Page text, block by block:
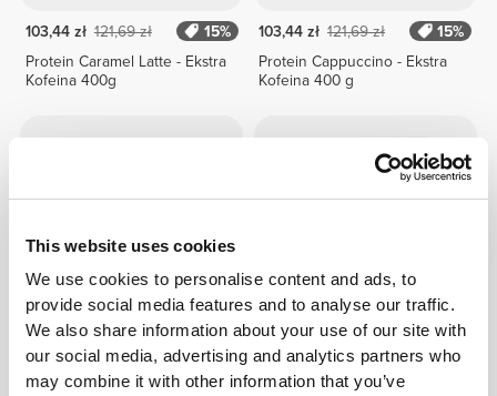
This website uses cookies
We use cookies to personalise content and ads, to
provide social media features and to analyse our traffic.
We also share information about your use of our site with
our social media, advertising and analytics partners who
may combine it with other information that you’ve
103,44 zł 121,69 zł
15%
Protein Caramel Latte - Ekstra
Kofeina 400g
103,44 zł 121,69 zł
15%
Protein Cappuccino - Ekstra
Kofeina 400 g
76,48 zł 95,60 zł
20%
Proteinowy Ryżowy Pudding
97,35 zł 121,69 zł
20%
Proteinowy Latte